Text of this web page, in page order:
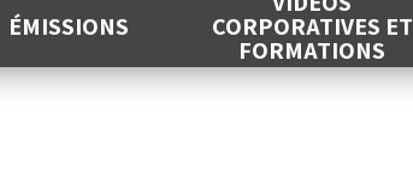
ÉMISSIONS CORPORATIVES ET
FORMATIONS